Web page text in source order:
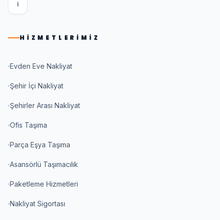
I
HIZMETLERIMIZ
Evden Eve Nakliyat
Şehir İçi Nakliyat
Şehirler Arası Nakliyat
Ofis Taşıma
Parça Eşya Taşıma
Asansörlü Taşımacılık
Paketleme Hizmetleri
Nakliyat Sigortası